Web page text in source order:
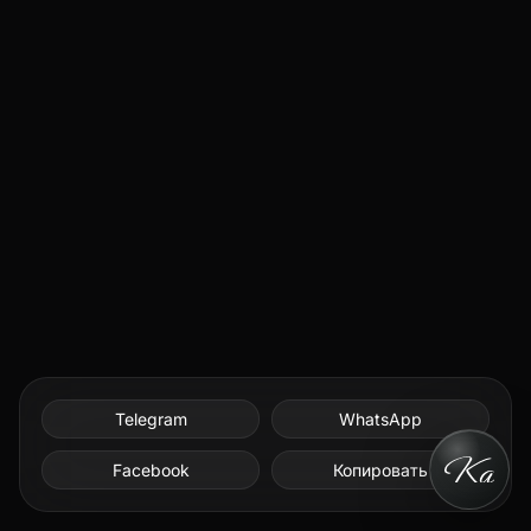
Telegram WhatsApp
Facebook Копировать